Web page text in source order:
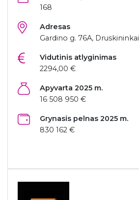
168
Adresas
Gardino g. 76A, Druskininkai
Vidutinis atlyginimas
2294,00 €
Apyvarta 2025 m.
16 508 950 €
Grynasis pelnas 2025 m.
830 162 €